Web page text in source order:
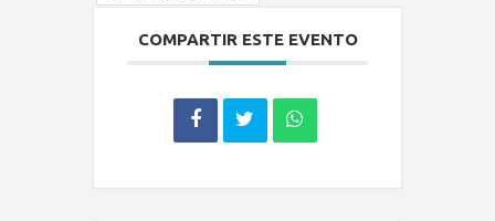
COMPARTIR ESTE EVENTO